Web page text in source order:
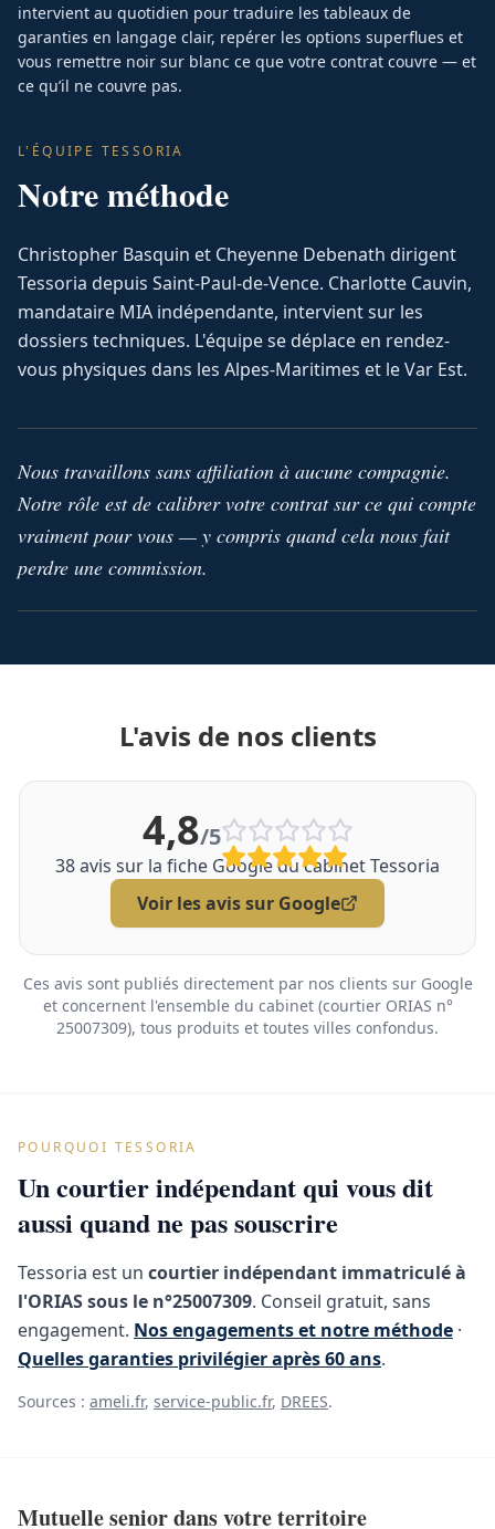
intervient au quotidien pour traduire les tableaux de
garanties en langage clair, repérer les options superflues et
vous remettre noir sur blanc ce que votre contrat couvre — et
ce qu’il ne couvre pas.
L'ÉQUIPE TESSORIA
Notre méthode
Christopher Basquin et Cheyenne Debenath dirigent
Tessoria depuis Saint-Paul-de-Vence. Charlotte Cauvin,
mandataire MIA indépendante, intervient sur les
dossiers techniques. L'équipe se déplace en rendez-
vous physiques dans les Alpes-Maritimes et le Var Est.
Nous travaillons sans affiliation à aucune compagnie.
Notre rôle est de calibrer votre contrat sur ce qui compte
vraiment pour vous — y compris quand cela nous fait
perdre une commission.
L'avis de nos clients
4,8/5
38avis sur la fiche Google du cabinet Tessoria
Voir les avis sur Google
Ces avis sont publiés directement par nos clients sur Google
et concernent l'ensemble du cabinet (courtier ORIAS n°
25007309), tous produits et toutes villes confondus.
POURQUOI TESSORIA
Un courtier indépendant qui vous dit
aussi quand ne pas souscrire
Tessoria est un courtier indépendant immatriculé à
l'ORIAS sous le n°25007309. Conseil gratuit, sans
engagement. Nos engagements et notre méthode ·
Quelles garanties privilégier après 60 ans.
Sources : ameli.fr, service-public.fr, DREES.
Mutuelle senior dans votre territoire